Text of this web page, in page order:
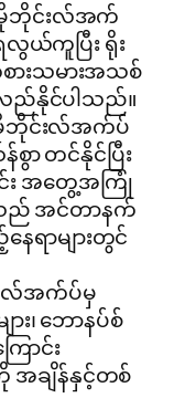
ဘိုင်းလ်အက်
ယ်ကူပြီး ရိုး
ားသမားအသစ်
ည်နိုင်ပါသည်။
ဘိုင်းလ်အက်ပ်
စွာ တင်နိုင်ပြီး
ြင်း အတွေ့အကြုံ
သည် အင်တာနက်
ရာများတွင်
လ်အက်ပ်မှ
း၊ ဘောနပ်စ်
ောင်း
ကို အချိန်နှင့်တစ်